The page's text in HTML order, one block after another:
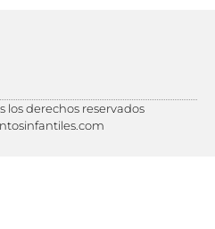
los derechos reservados